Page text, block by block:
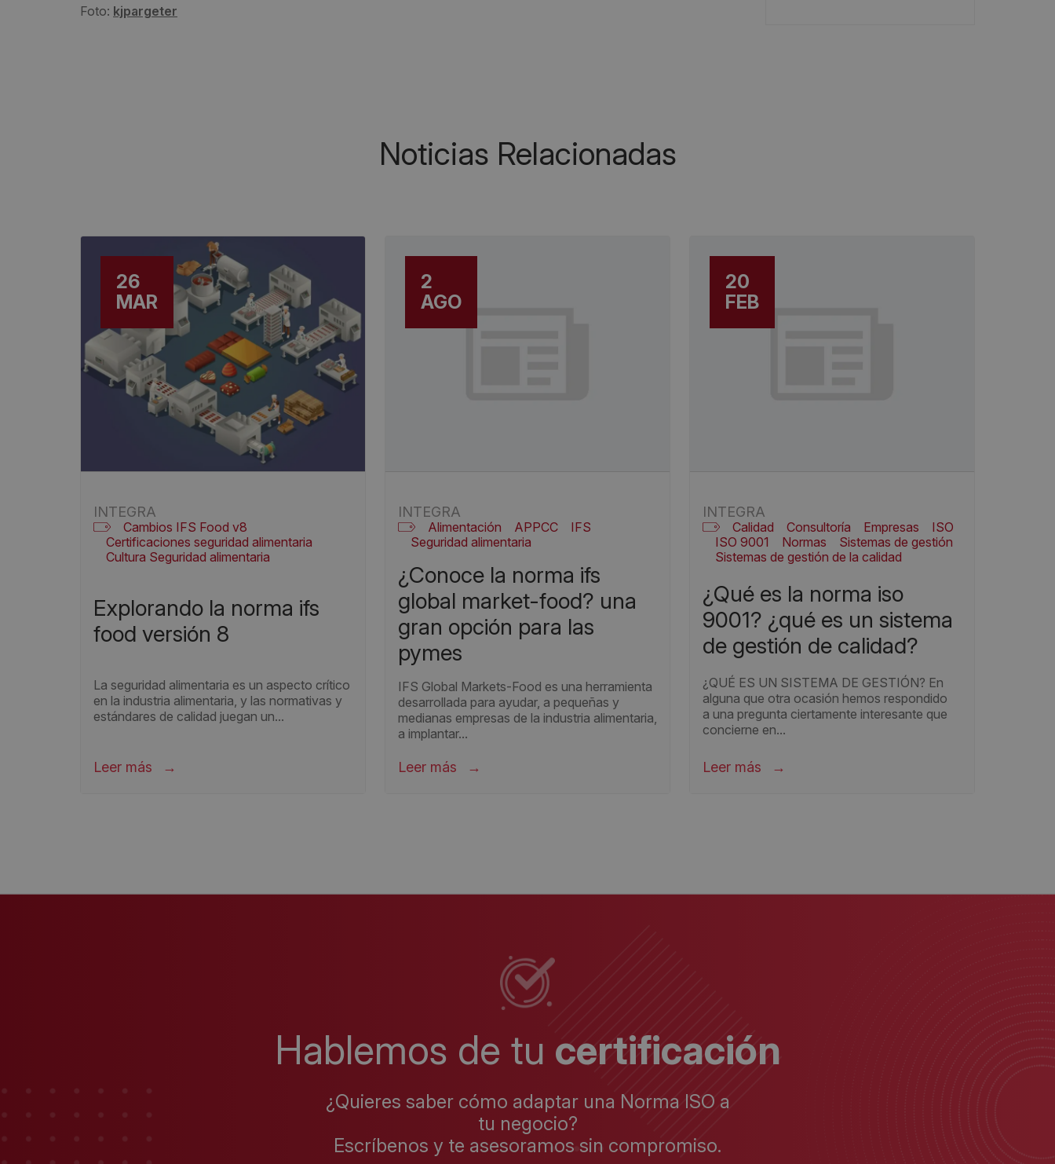
Foto: kjpargeter
Noticias Relacionadas
26
MAR
INTEGRA
Cambios IFS Food v8
Certificaciones seguridad alimentaria
Cultura Seguridad alimentaria
explorando la norma ifs
food versión 8
La seguridad alimentaria es un aspecto crítico
en la industria alimentaria, y las normativas y
estándares de calidad juegan un...
Leer más
2
AGO
INTEGRA
Alimentación APPCC
IFS
Seguridad alimentaria
¿conoce la norma ifs
global market-food? una
gran opción para las
pymes
IFS Global Markets-Food es una herramienta
desarrollada para ayudar, a pequeñas y
medianas empresas de la industria alimentaria,
a implantar...
Leer más
20
FEB
INTEGRA
Calidad Consultoría Empresas
ISO
ISO 9001
Normas
Sistemas de gestión
Sistemas de gestión de la calidad
¿qué es la norma iso
9001? ¿qué es un sistema
de gestión de calidad?
¿QUÉ ES UN SISTEMA DE GESTIÓN? En
alguna que otra ocasión hemos respondido
a una pregunta ciertamente interesante que
concierne en...
Leer más
Hablemos de tu certificación
¿Quieres saber cómo adaptar una Norma ISO a
tu negocio?
Escríbenos y te asesoramos sin compromiso.